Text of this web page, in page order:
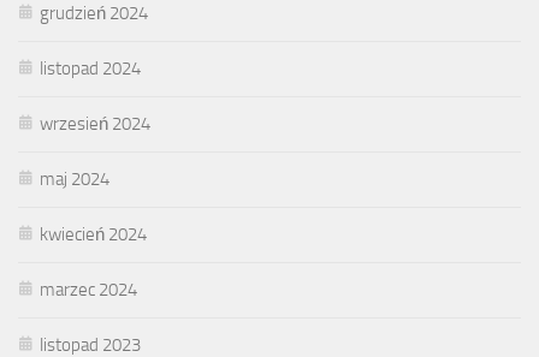
grudzień 2024
listopad 2024
wrzesień 2024
maj 2024
kwiecień 2024
marzec 2024
listopad 2023